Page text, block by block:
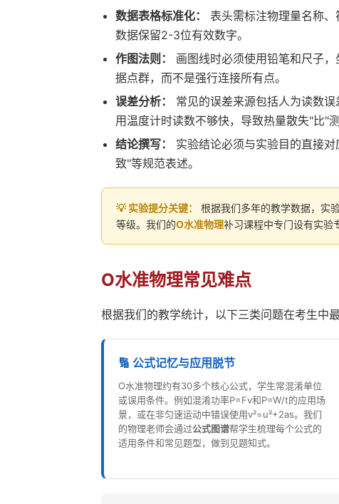
数据表格标准化：
表头需标注物理量名称
数据保留2-3位有效数字。
作图法则：
画图线时必须使用铅笔和尺子
据点群，而不是强行连接所有点。
误差分析：
常见的误差来源包括人为读数
用温度计时读数不够快，导致热量散失"比"
结论撰写：
实验结论必须与实验目的直接
致"等规范表述。
💡 实验提分关键：
根据我们多年的教学数据，实
等级。我们的O水准物理补习课程中专门设有实验
O水准物理常见难点
根据我们的教学统计，以下三类问题在考生中最
🔢 公式记忆与应用脱节
O水准物理约有30多个核心公式，学生常混淆单位
或误用条件。例如混淆功率P=Fv和P=W/t的应用场
景，或在非匀速运动中错误使用v²=u²+2as。我们
的物理老师会通过公式图谱帮学生梳理每个公式的
适用条件和常见题型，做到见题知式。